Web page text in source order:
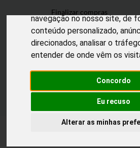
navegação no nosso site, de
conteúdo personalizado,
direcionados, analisar o
entender de onde vêm os
Concordo
Eu recuso
Alterar as minhas
Finalizar compras
Desenvolvido porPuxe
@2022 Incomedicura.
reservados.